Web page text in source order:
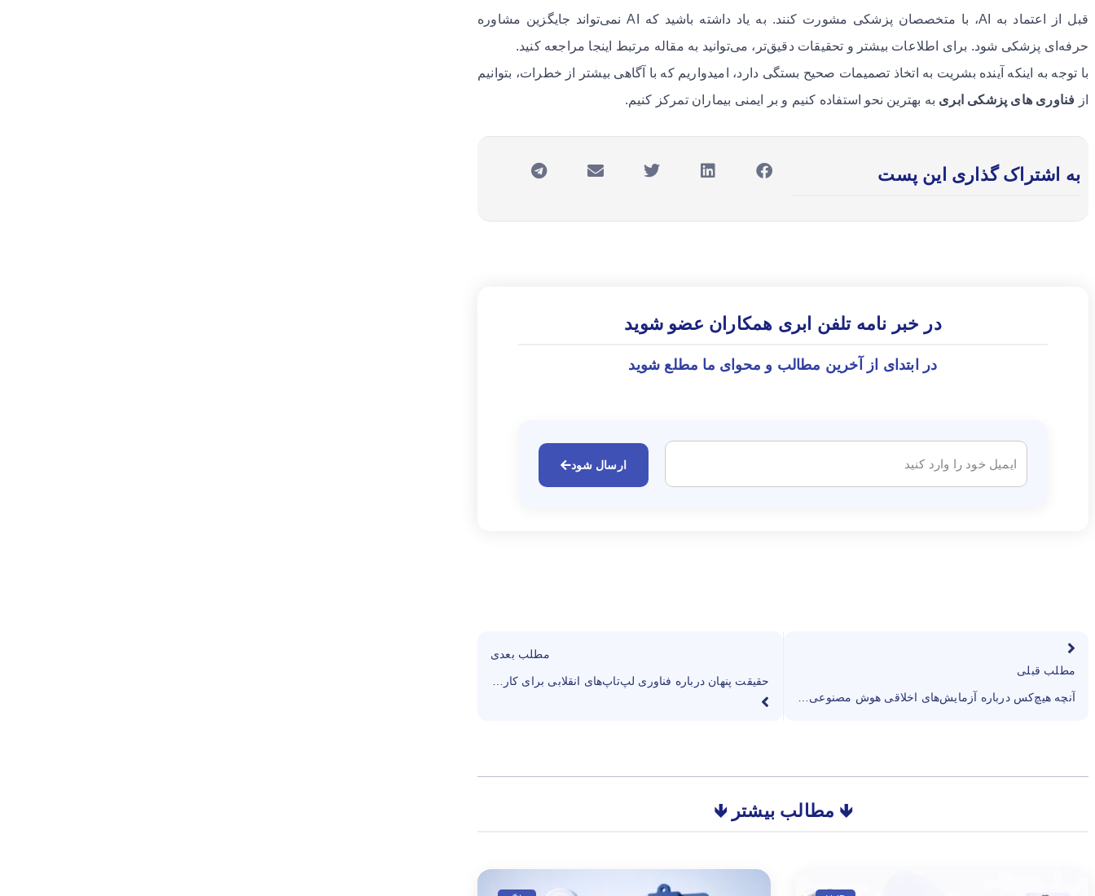
قبل از اعتماد به AI، با متخصصان پزشکی مشورت کنند. به یاد داشته باشید که AI نمی‌تواند جایگزین مشاوره
حرفه‌ای پزشکی شود. برای اطلاعات بیشتر و تحقیقات دقیق‌تر، می‌توانید به مقاله مرتبط اینجا مراجعه کنید.
با توجه به اینکه آینده بشریت به اتخاذ تصمیمات صحیح بستگی دارد، امیدواریم که با آگاهی بیشتر از خطرات، بتوانیم
از فناوری های پزشکی ابری به بهترین نحو استفاده کنیم و بر ایمنی بیماران تمرکز کنیم.
به اشتراک گذاری این پست
در خبر نامه تلفن ابری همکاران عضو شوید
در ابتدای از آخرین مطالب و محوای ما مطلع شوید
ارسال شود
مطلب قبلی
مطلب بعدی
🡻 مطالب بیشتر 🡻